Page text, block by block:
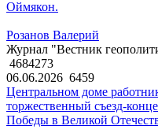
Оймякон.
Розанов Валерий
Журнал "Вестник
4684273
06.06.2026 6459
Центральном доме
торжественный съезд-
Победы в Великой